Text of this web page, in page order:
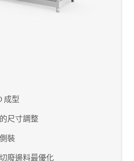
成型
尺寸調整
裝
廢邊料最優化